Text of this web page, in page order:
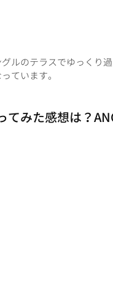
ルのテラスでゆっくり
ています。
てみた感想は？